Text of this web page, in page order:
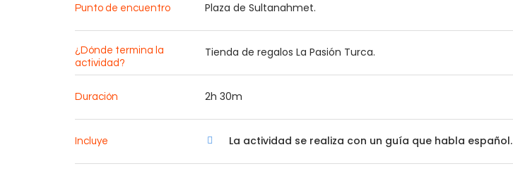
Punto de encuentro Plaza de Sultanahmet.
¿Dónde termina la
actividad?
Tienda de regalos La Pasión Turca.
Duración 2h 30m
Incluye La actividad se realiza con un guía que habla español.